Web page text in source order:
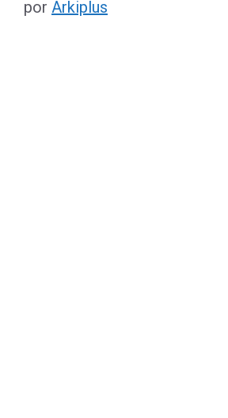
por Arkiplus